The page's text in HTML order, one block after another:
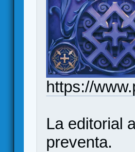
https://
La editorial
preventa.